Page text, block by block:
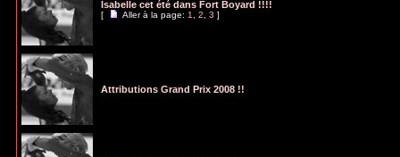
Isabelle cet été dans Fort Boyard !!!!
[ Aller à la page: 1 2 3 ]
Attributions Grand Prix 2008 !!